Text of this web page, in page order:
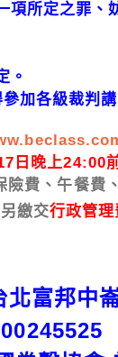
所定之罪、
。
加各級裁判
日晚上24:00
險費、午餐費
交行政管
富邦中